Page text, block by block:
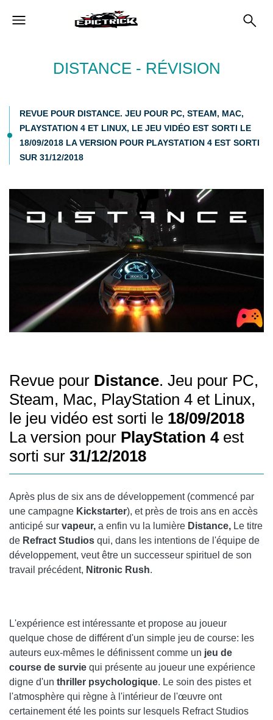
DISTANCE - RÉVISION
REVUE POUR DISTANCE. JEU POUR PC, STEAM, MAC,
PLAYSTATION 4 ET LINUX, LE JEU VIDÉO EST SORTI LE
18/09/2018 LA VERSION POUR PLAYSTATION 4 EST SORTI
SUR 31/12/2018
Revue pour Distance. Jeu pour PC,
Steam, Mac, PlayStation 4 et Linux,
le jeu vidéo est sorti le 18/09/2018
La version pour PlayStation 4est
sorti sur 31/12/2018
Après plus de six ans de développement (commencé par
une campagne Kickstarter), et près de trois ans en accès
anticipé sur vapeur, a enfin vu la lumière Distance, Le titre
de Refract Studios qui, dans les intentions de l'équipe de
développement, veut être un successeur spirituel de son
travail précédent, Nitronic Rush.
L'expérience est intéressante et propose au joueur
quelque chose de différent d'un simple jeu de course: les
auteurs eux-mêmes le définissent comme un jeu de
course de survie qui présente au joueur une expérience
digne d'un thriller psychologique. Le soin des pistes et
l'atmosphère qui règne à l'intérieur de l'œuvre ont
certainement été les points sur lesquels Refract Studios